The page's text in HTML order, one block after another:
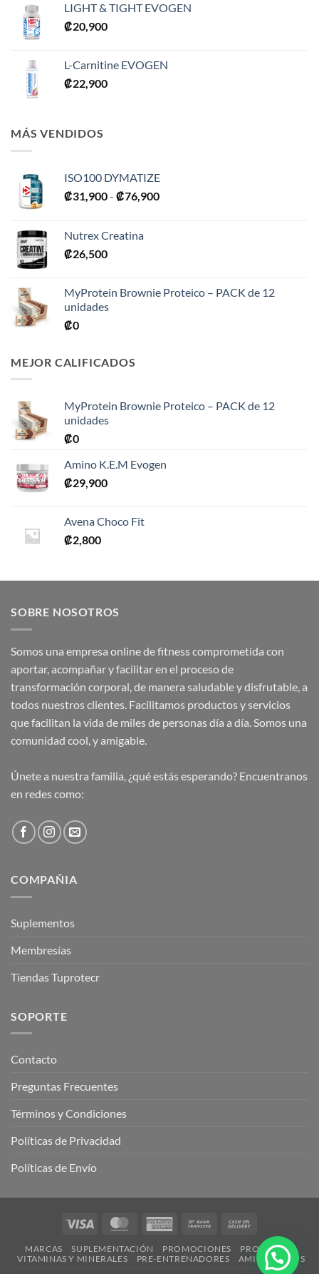
LIGHT & TIGHT EVOGEN
₡20,900
L-Carnitine EVOGEN
₡22,900
MÁS VENDIDOS
ISO100 DYMATIZE
₡31,900- ₡76,900Rango
Nutrex Creatina
₡26,500
MyProtein Brownie Proteico – PACK de 12
unidades
₡0
MEJOR CALIFICADOS
MyProtein Brownie Proteico – PACK de 12
unidades
₡0
Amino K.E.M Evogen
₡29,900
Avena Choco Fit
₡2,800
SOBRE NOSOTROS
Somos una empresa online de fitness comprometida con
aportar, acompañar y facilitar en el proceso de
transformación corporal, de manera saludable y disfrutable, a
todos nuestros clientes. Facilitamos productos y servicios
que facilitan la vida de miles de personas día a día. Somos una
comunidad cool, y amigable.
Únete a nuestra familia, ¿qué estás esperando? Encuentranos
en redes como:
COMPAÑIA
Suplementos
Membresías
Tiendas Tuprotecr
SOPORTE
Contacto
Preguntas Frecuentes
Términos y Condiciones
Políticas de Privacidad
Políticas de Envío
Visa MasterCardAmerican
Bank
On
Delivery
MARCAS SUPLEMENTACIÓN PROMOCIONES
PROTEÍNAS
VITAMINAS Y MINERALES
PRE-ENTRENADORES AMINOÁCIDOS